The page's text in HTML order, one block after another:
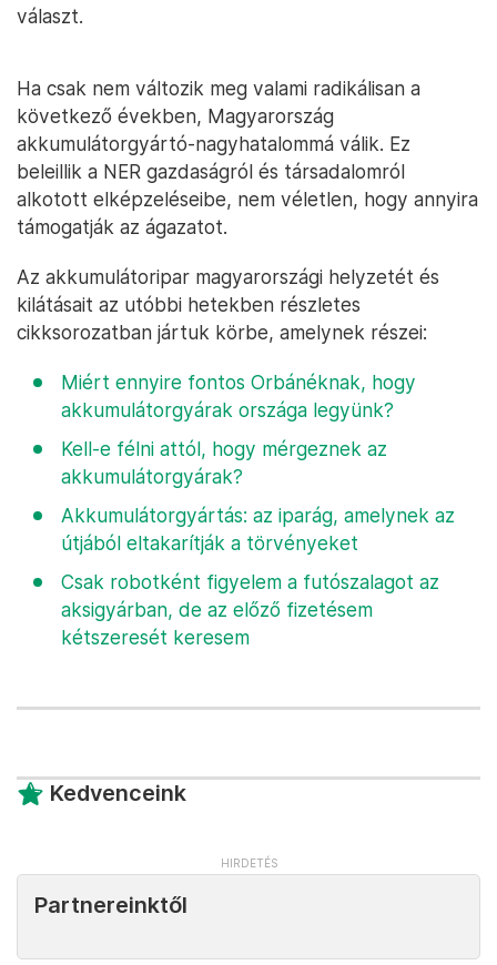
választ.
Ha csak nem változik meg valami radikálisan a
következő években, Magyarország
akkumulátorgyártó-nagyhatalommá válik. Ez
beleillik a NER gazdaságról és társadalomról
alkotott elképzeléseibe, nem véletlen, hogy annyira
támogatják az ágazatot.
Az akkumulátoripar magyarországi helyzetét és
kilátásait az utóbbi hetekben részletes
cikksorozatban jártuk körbe, amelynek részei:
Miért ennyire fontos Orbánéknak, hogy
akkumulátorgyárak országa legyünk?
Kell-e félni attól, hogy mérgeznek az
akkumulátorgyárak?
Akkumulátorgyártás: az iparág, amelynek az
útjából eltakarítják a törvényeket
Csak robotként figyelem a futószalagot az
aksigyárban, de az előző fizetésem
kétszeresét keresem
Kedvenceink
Partnereinktől